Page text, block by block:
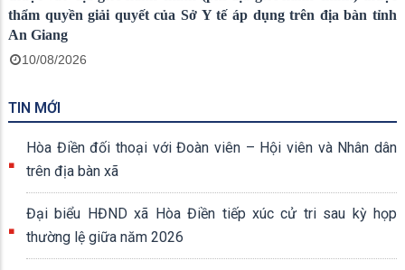
thẩm quyền giải quyết của Sở Y tế áp dụng trên địa bàn tỉnh
An Giang
10/08/2026
TIN MỚI
Hòa Điền đối thoại với Đoàn viên – Hội viên và Nhân dân
trên địa bàn xã
Đại biểu HĐND xã Hòa Điền tiếp xúc cử tri sau kỳ họp
thường lệ giữa năm 2026